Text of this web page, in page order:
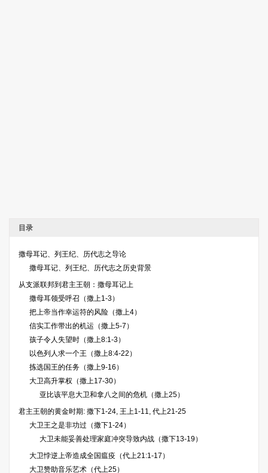
目录
撒母耳记、列王纪、历代志之导论
撒母耳记、列王纪、历代志之历史背景
从支派联邦到君主王朝：撒母耳记上
撒母耳领受呼召（撒上1-3）
把上帝当作幸运符的风险（撒上4）
信实工作带出的机运（撒上5-7）
孩子令人失望时（撒上8:1-3）
以色列人求一个王（撒上8:4-22）
拣选国王的任务（撒上9-16）
大卫高升掌权（撒上17-30）
亚比该平息大卫和拿八之间的危机（撒上25）
君主王朝的黄金时期: 撒下1-24, 王上1-11, 代上21-25
大卫王之是非功过（撒下1-24）
大卫未能妥善处理家庭冲突导致内战（撒下13-19）
大卫悖逆上帝造成全国瘟疫（代上21:1-17）
大卫赞助音乐艺术（代上25）